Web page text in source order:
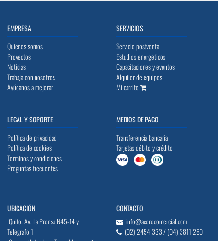
EMPRESA
Quienes somos
Proyectos
Noticias
Trabaja con nosotros
Ayúdanos a mejorar
SERVICIOS
Servicio postventa
Estudios energéticos
Capacitaciones y eventos
Alquiler de equipos
Mi carrito
LEGAL Y SOPORTE
Política de privacidad
Política de cookies
Terminos y condiciones
Preguntas frecuentes
MEDIOS DE PAGO
Transferencia bancaria
Tarjetas débito y crédito
UBICACIÓN
Quito: Av. La Prensa N45-14 y
Telégrafo 1
CONTACTO
info@acerocomercial.com
(02) 2454 333 / (04) 3811 280